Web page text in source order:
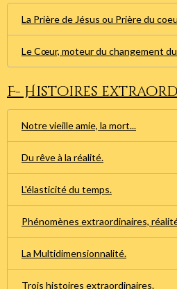
La Prière de Jésus ou Prière du
Le Cœur, moteur du changement
F- Histoires
Notre vieille amie, la mort...
Du rêve à la réalité.
L'élasticité du temps.
Phénomènes extraordinaires,
La Multidimensionnalité.
Trois histoires extraordinaires.